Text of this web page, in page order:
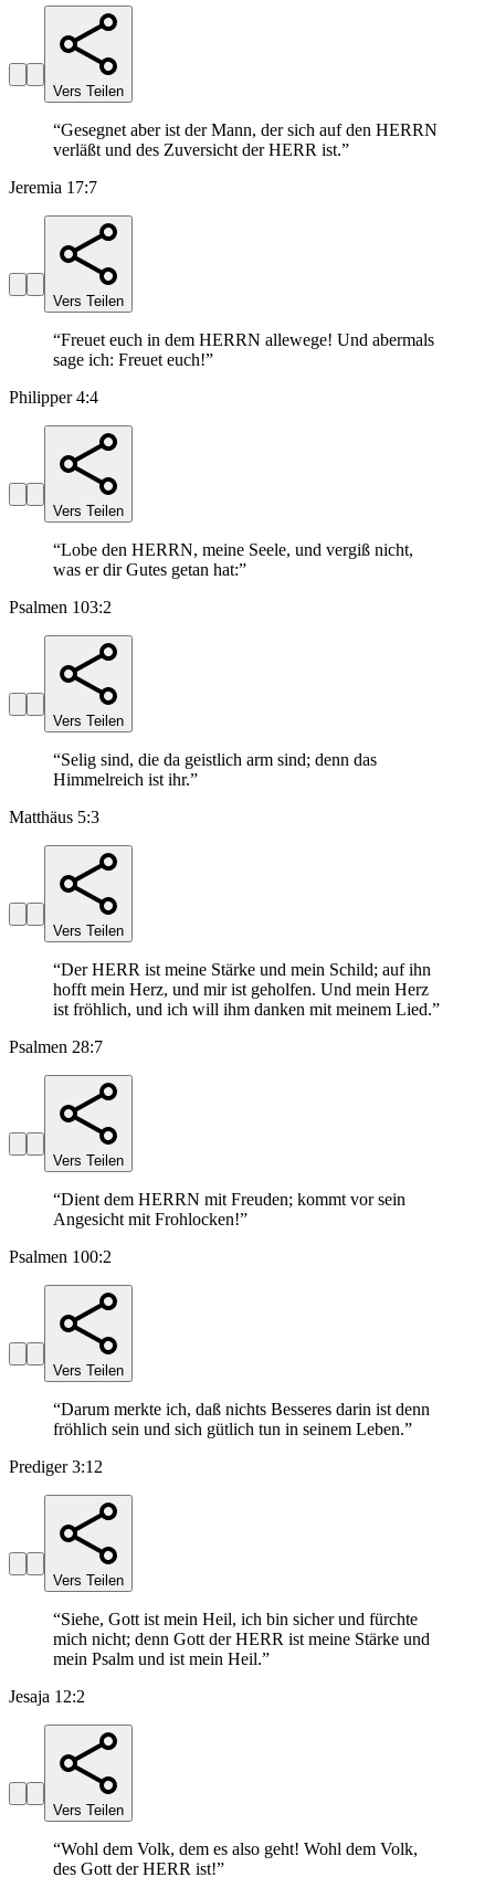
Vers Teilen
“Gesegnet aber ist der Mann, der sich auf den HERRN
verläßt und des Zuversicht der HERR ist.”
Jeremia 17:7
Vers Teilen
“Freuet euch in dem HERRN allewege! Und abermals
sage ich: Freuet euch!”
Philipper 4:4
Vers Teilen
“Lobe den HERRN, meine Seele, und vergiß nicht,
was er dir Gutes getan hat:”
Psalmen 103:2
Vers Teilen
“Selig sind, die da geistlich arm sind; denn das
Himmelreich ist ihr.”
Matthäus 5:3
Vers Teilen
“Der HERR ist meine Stärke und mein Schild; auf ihn
hofft mein Herz, und mir ist geholfen. Und mein Herz
ist fröhlich, und ich will ihm danken mit meinem Lied.”
Psalmen 28:7
Vers Teilen
“Dient dem HERRN mit Freuden; kommt vor sein
Angesicht mit Frohlocken!”
Psalmen 100:2
Vers Teilen
“Darum merkte ich, daß nichts Besseres darin ist denn
fröhlich sein und sich gütlich tun in seinem Leben.”
Prediger 3:12
Vers Teilen
“Siehe, Gott ist mein Heil, ich bin sicher und fürchte
mich nicht; denn Gott der HERR ist meine Stärke und
mein Psalm und ist mein Heil.”
Jesaja 12:2
Vers Teilen
“Wohl dem Volk, dem es also geht! Wohl dem Volk,
des Gott der HERR ist!”